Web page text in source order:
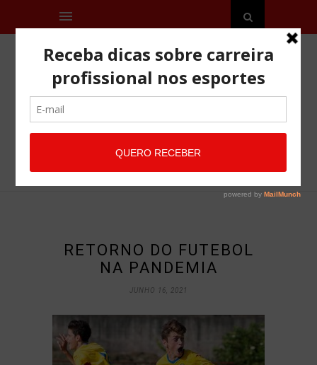
RETORNO DO FUTEBOL
NA PANDEMIA
JUNHO 16, 2021